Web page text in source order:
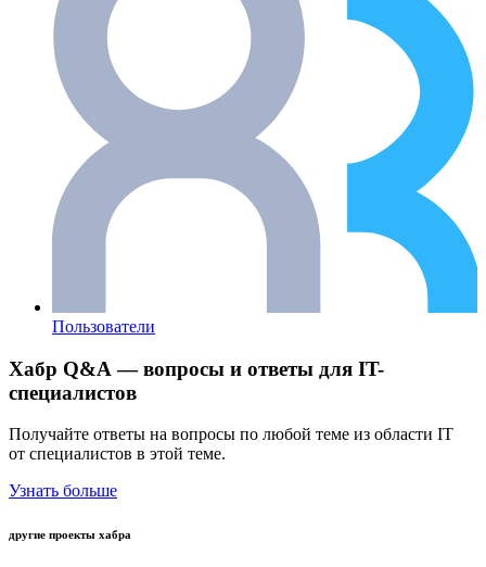
Пользователи
Хабр Q&A — вопросы и ответы для IT-
специалистов
Получайте ответы на вопросы по любой теме из области IT
от специалистов в этой теме.
Узнать больше
другие проекты хабра